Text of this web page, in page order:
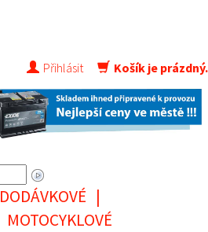
Přihlásit Košík je prázdný.
DODÁVKOVÉ |
MOTOCYKLOVÉ